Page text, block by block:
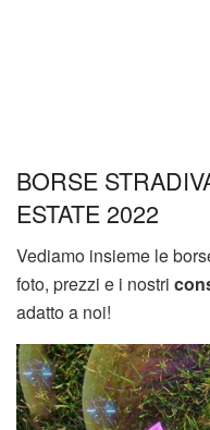
BORSE
ESTATE 2022
Vediamo insieme le
foto, prezzi e i nostri
adatto a noi!